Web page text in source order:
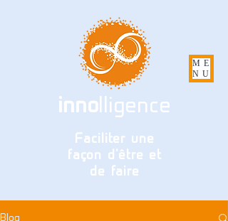
ME
NU
Faciliter une
façon d'être et
de faire
innolligence
Blog